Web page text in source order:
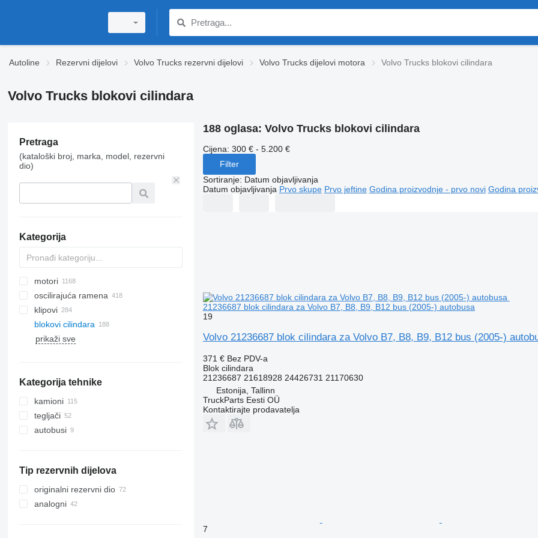
Autoline Rezervni dijelovi Volvo Trucks rezervni dijelovi Volvo Trucks dijelovi motora Volvo Trucks blokovi cilindara
Volvo Trucks blokovi cilindara
Pretraga
(kataloški broj, marka, model, rezervni
dio)
Kategorija
motori
oscilirajuća ramena
klipovi
blokovi cilindara
prikaži sve
Kategorija tehnike
kamioni
tegljači
autobusi
Tip rezervnih dijelova
originalni rezervni dio
analogni
188 oglasa: Volvo Trucks blokovi cilindara
Cijena: 300 € - 5.200 €
Filter
Sortiranje: Datum objavljivanja
Datum objavljivanja Prvo skupe Prvo jeftine Godina proizvodnje - prvo novi Godina
21236687 blok cilindara za Volvo B7, B8, B9, B12 bus (2005-) autobusa
19
Volvo 21236687 blok cilindara za Volvo B7, B8, B9, B12 bus (2005-)
371 € Bez PDV-a
Blok cilindara
21236687 21618928 24426731 21170630
Estonija, Tallinn
TruckParts Eesti OÜ
Kontaktirajte prodavatelja
7